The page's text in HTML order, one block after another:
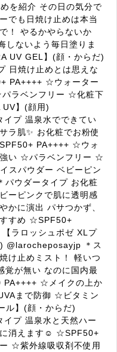
を紹介 その日の気分で
でも日焼け止めは本当
！ やるかやらないか
しないよう毎日塗りま
UV GEL】(顔・からだ)
日焼け止めとは思えな
PA++++ ☆ウォーター
ラベンフリー ☆化粧下
UV】(顔用)
プ 温泉水でできてい
ラ肌✨ お化粧でお粉使
PA++++ ☆ウォ
い ☆パラベンフリー ☆
スパウダー ベビーピン
ウダータイプ お化粧
ーピンクで肌に透明感
かに演出 パサつかず、
すすめ ☆SPF50+
ラロッシュポゼ XLプ
@larocheposayjp ＊ス
け止めミスト！ 軽いつ
覚が無い なのに国内最
PA++++ ☆メイクの上か
まで防御 ☆ビタミン
ル】(顔・からだ)
プ 温泉水と天然ハー
に消えます☺️ ☆SPF50+
☆紫外線吸収剤不使用